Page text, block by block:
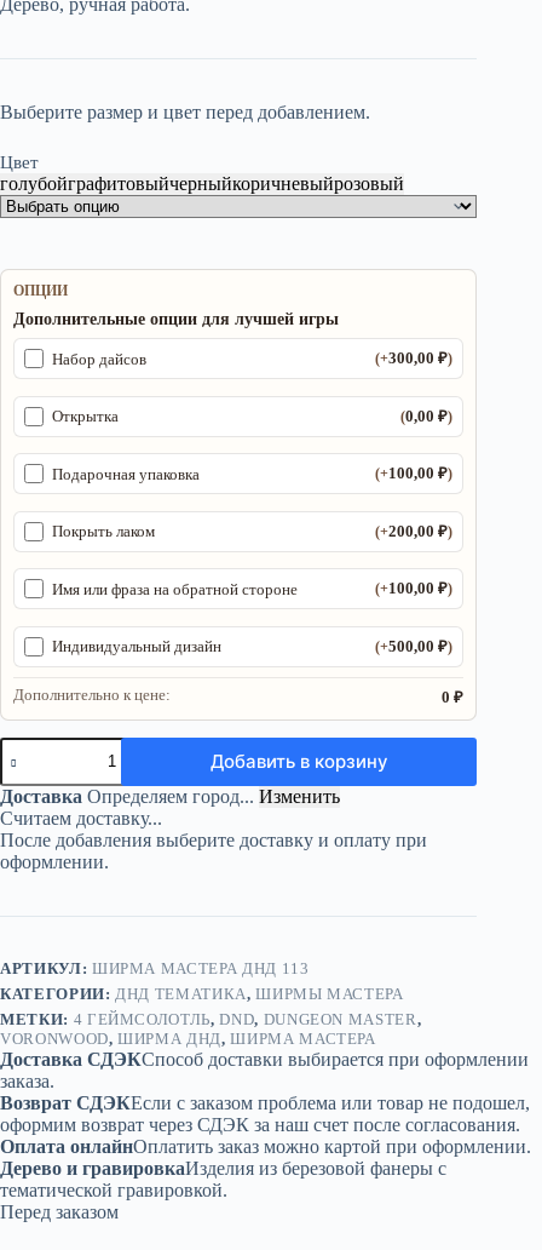
700,00 ₽.
Дерево, ручная работа.
Выберите размер и цвет перед добавлением.
Цвет
голубойграфитовыйчерныйкоричневыйрозовый
ОПЦИИ
Дополнительные опции для лучшей игры
Набор дайсов (+300,00₽)
Открытка (0,00₽)
Подарочная упаковка (+100,00₽)
Покрыть лаком (+200,00₽)
Имя или фраза на обратной стороне (+100,00₽)
Индивидуальный дизайн (+500,00₽)
Дополнительно к цене: 0 ₽
Количество
товара
Ширма
«4
Геймсолотль»
—
дерево
Добавить в корзину
Доставка Определяем город... Изменить
Считаем доставку...
После добавления выберите доставку и оплату при
оформлении.
АРТИКУЛ: ШИРМА МАСТЕРА ДНД 113
КАТЕГОРИИ: ДНД ТЕМАТИКА,ШИРМЫ МАСТЕРА
МЕТКИ: 4 ГЕЙМСОЛОТЛЬ,DND, DUNGEON MASTER,
VORONWOOD,ШИРМА ДНД,ШИРМА МАСТЕРА
Доставка СДЭКСпособ доставки выбирается при оформлении
заказа.
Возврат СДЭКЕсли с заказом проблема или товар не подошел,
оформим возврат через СДЭК за наш счет после согласования.
Оплата онлайнОплатить заказ можно картой при оформлении.
Дерево и гравировкаИзделия из березовой фанеры с
тематической гравировкой.
Перед заказом